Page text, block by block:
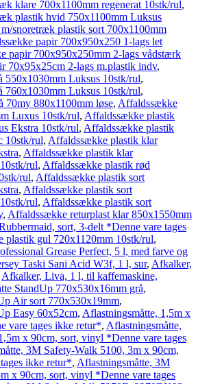
klare 700x1100mm regenerat 10stk/rul,
plastik hvid 750x1100mm Luksus
snoretræk plastik sort 700x1100mm
papir 700x950x250 1-lags let
papir 700x950x250mm 2-lags vådstærk
70x95x25cm 2-lags m.plastik indv,
Luksus 10stk/rul,
Luksus 10stk/rul,
70my 880x1100mm løse, Affaldssække
Luxus 10stk/rul, Affaldssække plastik
Ekstra 10stk/rul, Affaldssække plastik
10stk/rul, Affaldssække plastik klar
, Affaldssække plastik klar
rul, Affaldssække plastik rød
rul, Affaldssække plastik sort
, Affaldssække plastik sort
rul, Affaldssække plastik sort
, Affaldssække returplast klar 850x1550mm
sort, 3-delt *Denne vare tages
plastik gul 720x1120mm 10stk/rul,
Grease Perfect, 5 l, med farve og
Taski Sani Acid W3f, 1 l, sur, Afkalker,
Afkalker, Liva, 1 l, til kaffemaskine,
StandUp 770x530x16mm grå,
Air sort 770x530x19mm,
Easy 60x52cm, Aflastningsmåtte, 1,5m x
vare tages ikke retur*, Aflastningsmåtte,
x 90cm, sort, vinyl *Denne vare tages
3M Safety-Walk 5100, 3m x 90cm,
ikke retur*, Aflastningsmåtte, 3M
x 90cm, sort, vinyl *Denne vare tages